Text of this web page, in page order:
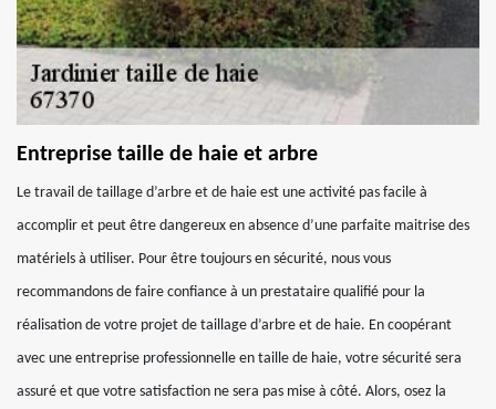
Entreprise taille de haie et arbre
Le travail de taillage d’arbre et de haie est une activité pas facile à
accomplir et peut être dangereux en absence d’une parfaite maitrise des
matériels à utiliser. Pour être toujours en sécurité, nous vous
recommandons de faire confiance à un prestataire qualifié pour la
réalisation de votre projet de taillage d’arbre et de haie. En coopérant
avec une entreprise professionnelle en taille de haie, votre sécurité sera
assuré et que votre satisfaction ne sera pas mise à côté. Alors, osez la